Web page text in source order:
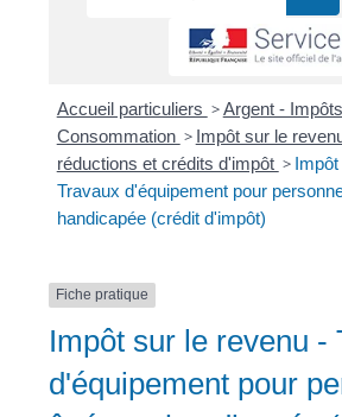
Accueil particuliers >Argent -
Consommation > Impôt sur le
réductions et crédits d'impôt >
Travaux d'équipement pour
handicapée (crédit d'impôt)
Fiche pratique
Impôt sur le revenu -
d'équipement pour